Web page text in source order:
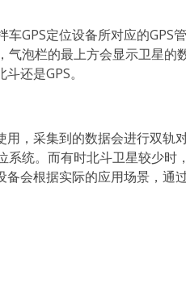
GPS定位设备所对应的GPS
气泡栏的最上方会显示卫星的
还是GPS。
，采集到的数据会进行双轨
统。而有时北斗卫星较少时
会根据实际的应用场景，通